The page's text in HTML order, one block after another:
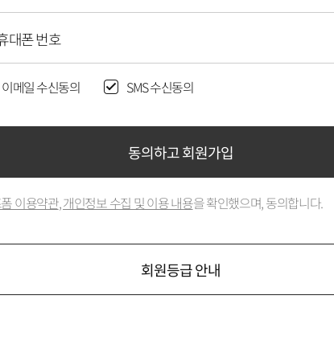
대폰 번호
이메일 수신동의 SMS 수신동의
동의하고 회원가입
이용약관,개인정보 수집 및 이용 내용을 확인했으며, 동의합니다.
회원등급 안내